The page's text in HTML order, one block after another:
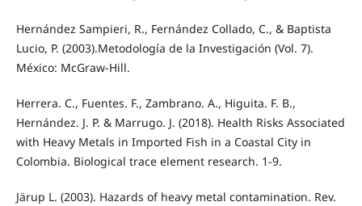
Hernández Sampieri, R., Fernández Collado, C., & Baptista
Lucio, P. (2003).Metodología de la Investigación (Vol. 7).
México: McGraw-Hill.
Herrera. C., Fuentes. F., Zambrano. A., Higuita. F. B.,
Hernández. J. P. & Marrugo. J. (2018). Health Risks Associated
with Heavy Metals in Imported Fish in a Coastal City in
Colombia. Biological trace element research. 1-9.
Järup L. (2003). Hazards of heavy metal contamination. Rev.